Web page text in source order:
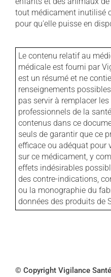
tout médicament inutilisé
pour qu'elle puisse en
Le contenu relatif au
médicale est fourni par
est un résumé et ne
renseignements
pas servir à remplacer
professionnels de la
contenus dans ce
seuls de garantir que ce
efficace ou adéquat pour
sur ce médicament, y
effets indésirables
des contre-indications,
ou la monographie du
données des produits de
© Copyright Vigilance Santé